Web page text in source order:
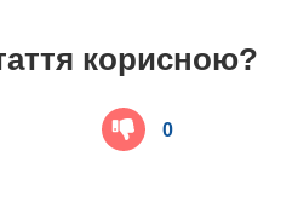
корисною?
0